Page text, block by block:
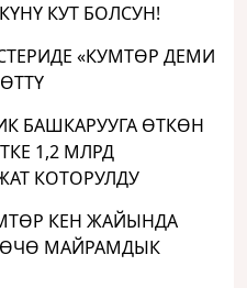
КУТ БОЛСУН!
«КУМТӨР ДЕМИ
БАШКАРУУГА ӨТКӨН
1,2 МЛРД
КОТОРУЛДУ
КЕН ЖАЙЫНДА
МАЙРАМДЫК